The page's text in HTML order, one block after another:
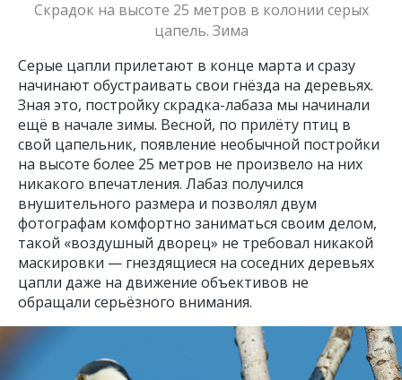
Скрадок на высоте 25 метров в колонии серых
цапель. Зима
Серые цапли прилетают в конце марта и сразу
начинают обустраивать свои гнёзда на деревьях.
Зная это, постройку скрадка-лабаза мы начинали
ещё в начале зимы. Весной, по прилёту птиц в
свой цапельник, появление необычной постройки
на высоте более 25 метров не произвело на них
никакого впечатления. Лабаз получился
внушительного размера и позволял двум
фотографам комфортно заниматься своим делом,
такой «воздушный дворец» не требовал никакой
маскировки — гнездящиеся на соседних деревьях
цапли даже на движение объективов не
обращали серьёзного внимания.